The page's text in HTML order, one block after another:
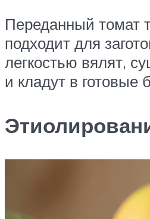
Переданный томат
подходит для
легкостью вялят,
и кладут в готовые